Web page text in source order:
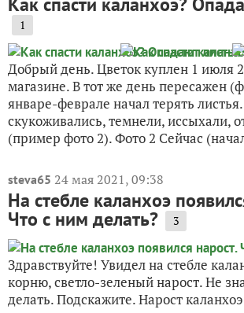
1
Добрый день. Цветок куплен 1 июля
магазине. В тот же день пересажен
январе-феврале начал терять
скукоживались, темнели, иссыхали,
(пример фото 2). Фото 2 Сейчас
steva65 24 мая 2021, 09:38
На стебле каланхоэ
Что с ним делать? 3
Здравствуйте! Увидел на стебле
корню, светло-зеленый нарост. Не
делать. Подскажите. Нарост каланхоэ